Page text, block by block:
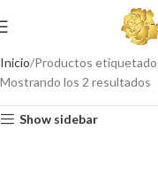
Inicio Productos
Mostrando los 2 resultados
Show sidebar